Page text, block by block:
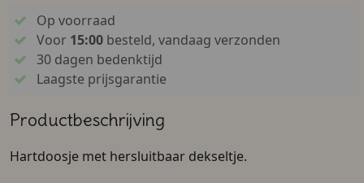
Op voorraad
Voor 15:00besteld, vandaag verzonden
30 dagen bedenktijd
Laagste prijsgarantie
Productbeschrijving
Hartdoosje met hersluitbaar dekseltje.